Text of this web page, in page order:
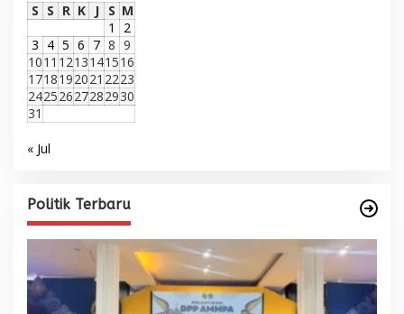
S S R K J S M
1
2
3 4 5 6 7 8 9
1011 1213141516
1718192021 2223
24252627282930
31
« Jul
Politik Terbaru